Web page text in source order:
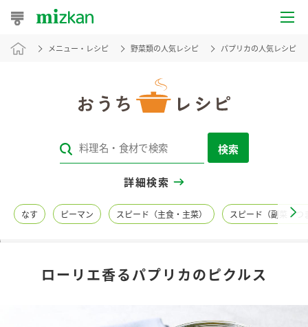
おうちレシピ
レシピカテゴリ一覧
レシピ名特集
商品情報
メニュー・レシピ 野菜類の人気レシピ パプリカの人気レシピ
検索
詳細検索
なす ピーマン スピード（主食・主菜） スピード（副菜・つ
ローリエ香るパプリカのピクルス